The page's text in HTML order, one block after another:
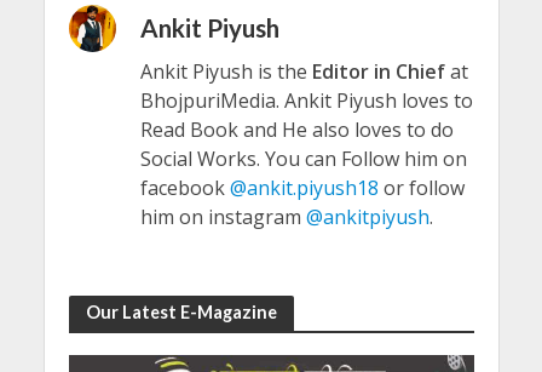
Ankit Piyush
Ankit Piyush is the Editor in Chiefat
BhojpuriMedia. Ankit Piyush loves to
Read Book and He also loves to do
Social Works. You can Follow him on
facebook@ankit.piyush18 or follow
him on instagram @ankitpiyush.
Our Latest E-Magazine